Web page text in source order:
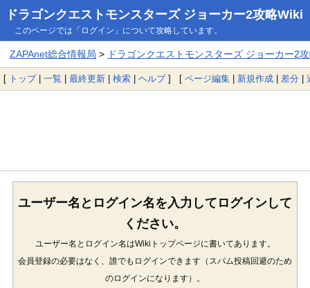
ドラゴンクエストモンスターズ ジョーカー2攻略Wiki
このページでは「ログイン」について攻略しています。
ZAPAnet総合情報局 > ドラゴンクエストモンスターズ ジョーカー2
[ トップ| 一覧 | 最終更新 | 検索 | ヘルプ] [ ページ編集 | 新規作成 | 差分 |
ユーザー名とログイン名を入力してログインして
ください。
ユーザー名とログイン名はWikiトップページに書いてあります。
会員登録の必要はなく、誰でもログインできます（スパム投稿回避のため
のログインになります）。